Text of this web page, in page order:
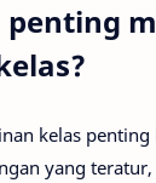
penting
kelas
yang